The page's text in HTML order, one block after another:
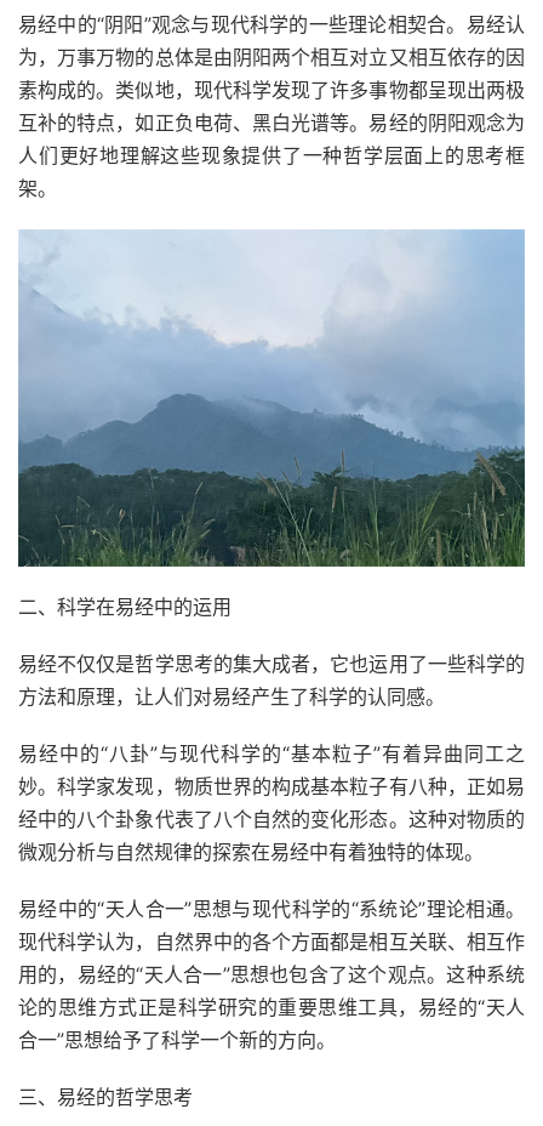
易经中的“阴阳”观念与现代科学的一些理论相契合。易经认
为，万事万物的总体是由阴阳两个相互对立又相互依存的因
素构成的。类似地，现代科学发现了许多事物都呈现出两极
互补的特点，如正负电荷、黑白光谱等。易经的阴阳观念为
人们更好地理解这些现象提供了一种哲学层面上的思考框
架。
二、科学在易经中的运用
易经不仅仅是哲学思考的集大成者，它也运用了一些科学的
方法和原理，让人们对易经产生了科学的认同感。
易经中的“八卦”与现代科学的“基本粒子”有着异曲同工之
妙。科学家发现，物质世界的构成基本粒子有八种，正如易
经中的八个卦象代表了八个自然的变化形态。这种对物质的
微观分析与自然规律的探索在易经中有着独特的体现。
易经中的“天人合一”思想与现代科学的“系统论”理论相通。
现代科学认为，自然界中的各个方面都是相互关联、相互作
用的，易经的“天人合一”思想也包含了这个观点。这种系统
论的思维方式正是科学研究的重要思维工具，易经的“天人
合一”思想给予了科学一个新的方向。
三、易经的哲学思考